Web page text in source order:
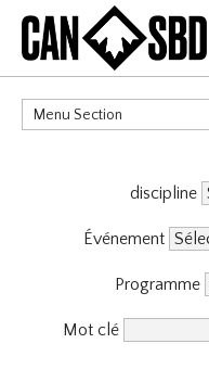
Menu Section
discipline
Événement
Programme
Mot clé